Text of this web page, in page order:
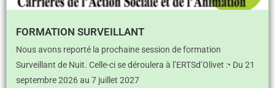
FORMATION SURVEILLANT
Nous avons reporté la prochaine session de formation
Surveillant de Nuit. Celle-ci se déroulera à l’ERTSd’Olivet :• Du 21
septembre 2026 au 7 juillet 2027